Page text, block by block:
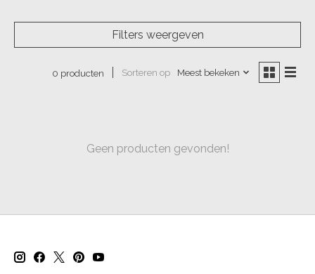
Filters weergeven
0 producten Sorteren op Meest bekeken
Geen producten gevonden!